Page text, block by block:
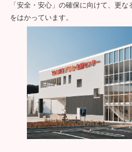
「安全・安心」の確保に向けて、更
をはかっています。